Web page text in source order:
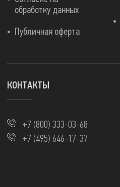
обработку данных
Публичная оферта
КОНТАКТЫ
+7 (800) 333-03-68
+7 (495) 646-17-37